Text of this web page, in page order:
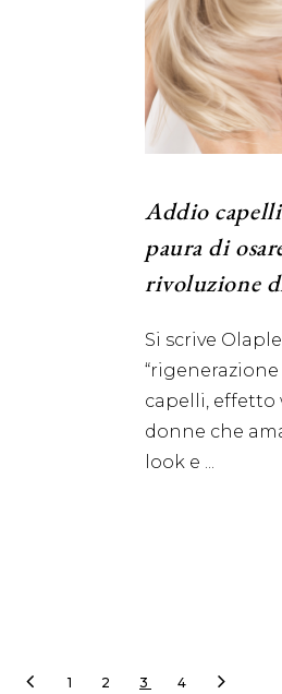
Addio
paura di
rivoluzione
Si scrive
capelli, effetto
donne che
look e
1 2 3 4